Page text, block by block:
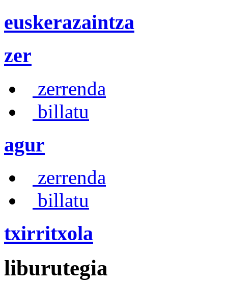
euskerazaintza
zer
zerrenda
billatu
agur
zerrenda
billatu
txirritxola
liburutegia